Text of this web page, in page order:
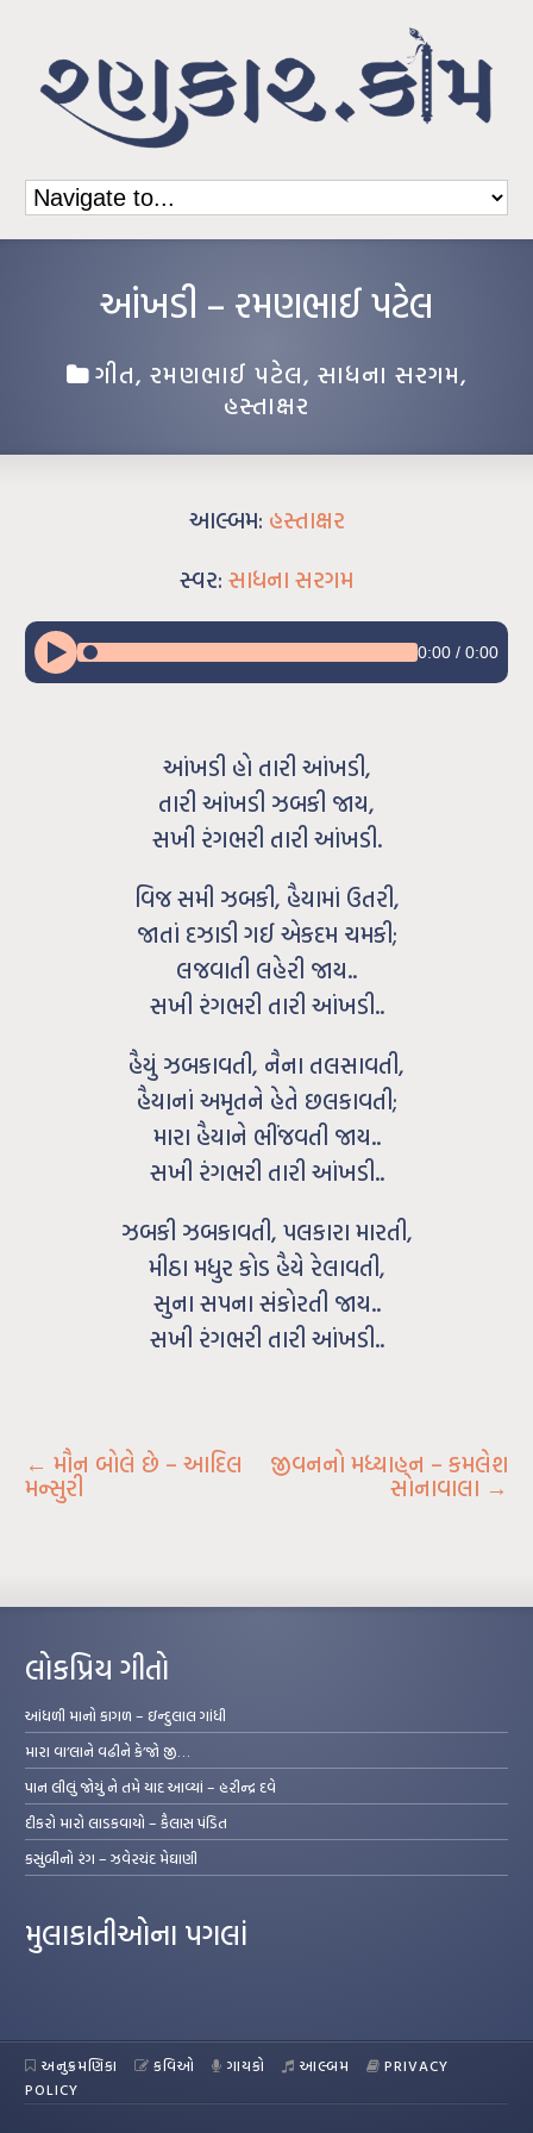
આંખડી – રમણભાઈ પટેલ
ગીત, રમણભાઈ પટેલ, સાધના સરગમ,
હસ્તાક્ષર
આલ્બમ: હસ્તાક્ષર
સ્વર: સાધના સરગમ
0:00/ 0:00
આંખડી હો તારી આંખડી,
તારી આંખડી ઝબકી જાય,
સખી રંગભરી તારી આંખડી.
વિજ સમી ઝબકી, હૈયામાં ઉતરી,
જાતાં દઝાડી ગઈ એકદમ ચમકી;
લજવાતી લહેરી જાય..
સખી રંગભરી તારી આંખડી..
હૈયું ઝબકાવતી, નૈના તલસાવતી,
હૈયાનાં અમૃતને હેતે છલકાવતી;
મારા હૈયાને ભીંજવતી જાય..
સખી રંગભરી તારી આંખડી..
ઝબકી ઝબકાવતી, પલકારા મારતી,
મીઠા મધુર કોડ હૈયે રેલાવતી,
સુના સપના સંકોરતી જાય..
સખી રંગભરી તારી આંખડી..
← મૌન બોલે છે – આદિલ
મન્સુરી
જીવનનો મધ્યાહન – કમલેશ
સોનાવાલા →
લોકપ્રિય ગીતો
આંધળી માનો કાગળ – ઇન્દુલાલ ગાંધી
મારા વા’લાને વઢીને કે’જો જી…
પાન લીલું જોયું ને તમે યાદ આવ્યાં – હરીન્દ્ર દવે
દીકરો મારો લાડકવાયો – કૈલાસ પંડિત
કસુંબીનો રંગ – ઝવેરચંદ મેઘાણી
મુલાકાતીઓના પગલાં
અનુક્રમણિકા કવિઓ ગાયકો આલ્બમ
PRIVACY
POLICY